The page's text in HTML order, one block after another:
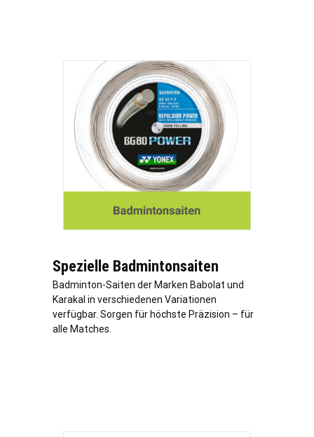
Spezielle Badmintonsaiten
Badminton-Saiten der Marken Babolat und
Karakal in verschiedenen Variationen
verfügbar. Sorgen für höchste Präzision – für
alle Matches.